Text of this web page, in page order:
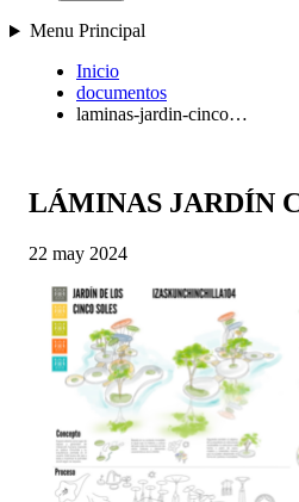
Menu Principal
Inicio
documentos
laminas-jardin-cinco…
LÁMINAS JARDÍN
22 may 2024